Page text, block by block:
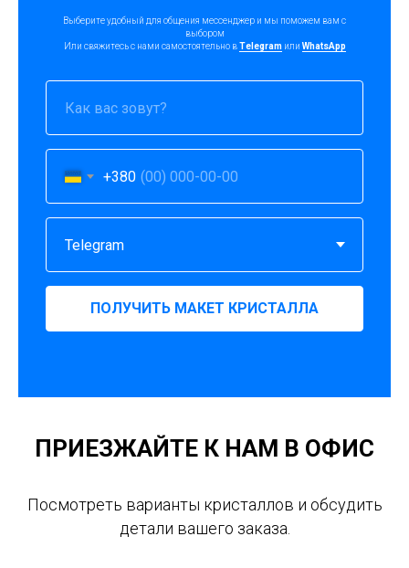
Выберите удобный для общения мессенджер и мы поможем вам с
выбором
Или свяжитесь с нами самостоятельно вTelegramили WhatsApp
+380
ПОЛУЧИТЬ МАКЕТ КРИСТАЛЛА
ПРИЕЗЖАЙТЕ К НАМ В ОФИС
Посмотреть варианты кристаллов и обсудить
детали вашего заказа.